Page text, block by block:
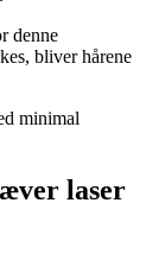
denne
bliver hårene
minimal
laser